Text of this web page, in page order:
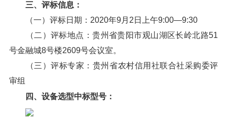
三、评标信息：
（一）评标日期：2020年9月2日上午9:00—9:30
（二）评标地点：贵州省贵阳市观山湖区长岭北路51
号金融城8号楼2609号会议室。
（三）评标专家：贵州省农村信用社联合社采购委评
审组
四、设备选型中标型号：